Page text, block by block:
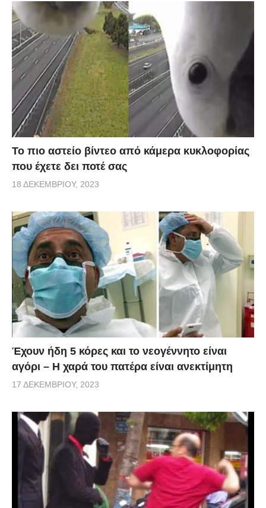
Το πιο αστείο βίντεο από κάμερα κυκλοφορίας
που έχετε δει ποτέ σας
18 ΔΕΚΕΜΒΡΊΟΥ, 2023
Έχουν ήδη 5 κόρες και το νεογέννητο είναι
αγόρι – Η χαρά του πατέρα είναι ανεκτίμητη
17 ΔΕΚΕΜΒΡΊΟΥ, 2023